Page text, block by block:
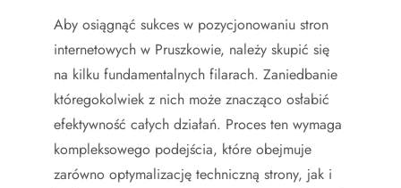
Aby osiągnąć sukces w pozycjonowaniu stron
internetowych w Pruszkowie, należy skupić się
na kilku fundamentalnych filarach. Zaniedbanie
któregokolwiek z nich może znacząco osłabić
efektywność całych działań. Proces ten wymaga
kompleksowego podejścia, które obejmuje
zarówno optymalizację techniczną strony, jak i